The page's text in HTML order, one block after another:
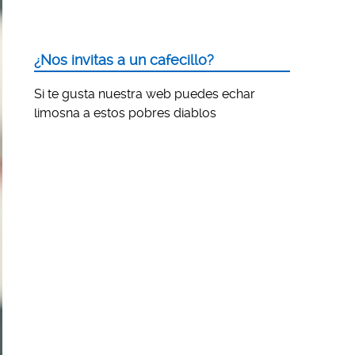
¿Nos invitas a un cafecillo?
Si te gusta nuestra web puedes echar
limosna a estos pobres diablos